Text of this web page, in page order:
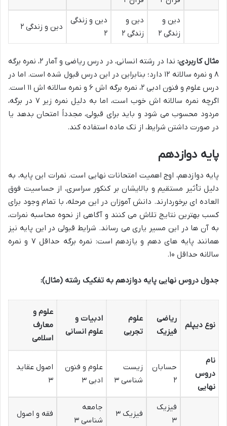
دین و
زندگی ۲
دین و
زندگی ۲
دین و زندگی
۲
دین و زندگی ۲
مثال کاربردی:
ندا در رشته انسانی، در درس ریاضی و آمار ۲، نمره برگه
۸ و نمره سالانه ۱۲ دارد؛ بنابراین در این درس قبول شده است. اما در
درس علوم و فنون ادبی ۲، نمره برگه اش ۶ و نمره سالانه اش ۱۱ است.
اگرچه نمره سالانه اش خوب است، اما به دلیل نمره زیر ۷ در برگه،
مردود محسوب می شود و باید برای قبولی، مجدداً امتحان بدهد یا
در صورت داشتن شرایط، از تک ماده استفاده کند.
پایه دوازدهم
پایه دوازدهم، اوج اهمیت امتحانات نهایی است. نمرات این پایه، به
دلیل تأثیر مستقیم و بالایشان بر کنکور سراسری، از حساسیت فوق
العاده ای برخوردارند. دانش آموزان در این مرحله، با تمام وجود برای
کسب بهترین نتایج تلاش می کنند و آگاهی از نحوه محاسبه نمرات،
به آن ها در این مسیر یاری می رساند. شرایط قبولی در این پایه نیز
همانند پایه های دهم و یازدهم است: نمره برگه حداقل ۷ و نمره
سالانه حداقل ۱۰.
جدول دروس نهایی پایه دوازدهم به تفکیک رشته (مثال):
نوع دیپلم
ریاضی
فیزیک
علوم
تجربی
ادبیات و
علوم انسانی
علوم و
معارف
اسلامی
نام
دروس
نهایی
حسابان
۲
زیست
شناسی ۳
علوم و فنون
ادبی ۳
اصول عقاید
۳
فیزیک
۳
فیزیک ۳
جامعه
شناسی ۳
فقه و اصول